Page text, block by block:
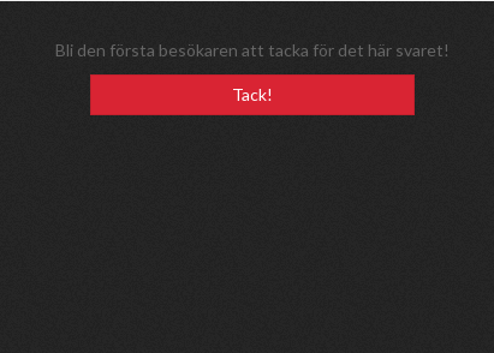
Bli den första besökaren att tacka för det här svaret!
Tack!